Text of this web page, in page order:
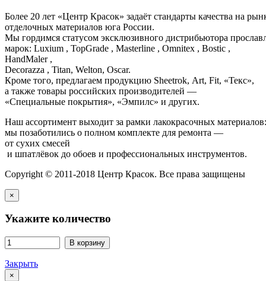
Более 20 лет «Центр Красок» задаёт стандарты качества на
отделочных материалов юга России.
Мы гордимся статусом эксклюзивного дистрибьютора
марок: Luxium , TopGrade , Masterline , Omnitex , Bostic ,
HandMaler ,
Decorazza , Titan, Welton, Oscar.
Кроме того, предлагаем продукцию Sheetrok, Art, Fit, «Текс»,
а также товары российских производителей —
«Специальные покрытия», «Эмпилс» и других.
Наш ассортимент выходит за рамки лакокрасочных
мы позаботились о полном комплекте для ремонта —
от сухих смесей
и шпатлёвок до обоев и профессиональных инструментов.
Copyright © 2011-2018 Центр Красок. Все права защищены
×
Укажите количество
В корзину
Закрыть
×